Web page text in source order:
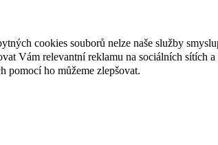
cookies souborů nelze naše služby
Vám relevantní reklamu na sociálních sítích
pomocí ho můžeme zlepšovat.